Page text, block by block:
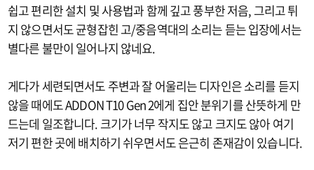
쉽고 편리한 설치 및 사용법과 함께 깊고 풍부한 저음, 그리고 튀
지 않으면서도 균형잡힌 고/중음역대의 소리는 듣는 입장에서는
별다른 불만이 일어나지 않네요.
게다가 세련되면서도 주변과 잘 어울리는 디자인은 소리를 듣지
않을 때에도 ADDON T10 Gen 2에게 집안 분위기를 산뜻하게 만
드는데 일조합니다. 크기가 너무 작지도 않고 크지도 않아 여기
저기 편한 곳에 배치하기 쉬우면서도 은근히 존재감이 있습니다.